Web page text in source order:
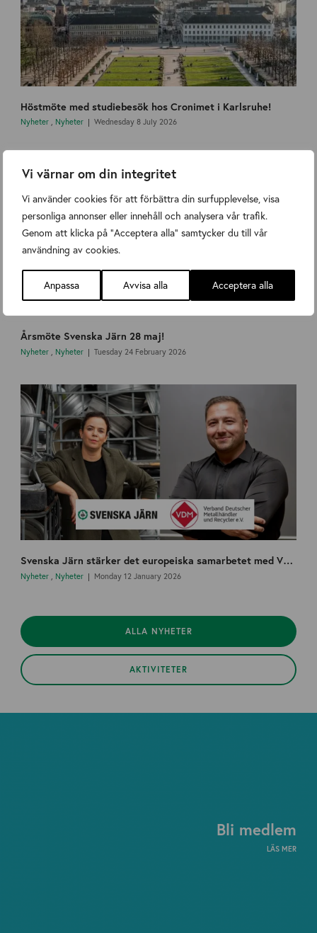
Vi värnar om din integritet
Vi använder cookies för att förbättra din surfupplevelse, visa
personliga annonser eller innehåll och analysera vår trafik.
Genom att klicka på "Acceptera alla" samtycker du till vår
användning av cookies.
Anpassa Avvisa alla Acceptera alla
Höstmöte med studiebesök hos Cronimet i Karlsruhe!
Nyheter , Nyheter Wednesday 8 July 2026
Årsmöte Svenska Järn 28 maj!
Nyheter , Nyheter Tuesday 24 February 2026
Svenska Järn stärker det europeiska samarbetet med VDM och startar en nordisk arbetsgrupp
Nyheter Nyheter Monday 12 January 2026
ALLA NYHETER
AKTIVITETER
Bli medlem
LÄS MER